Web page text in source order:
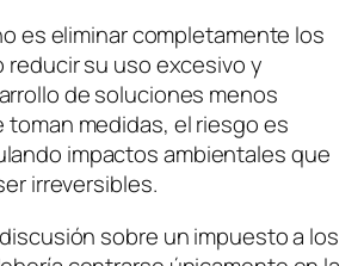
es eliminar completamente los
reducir su uso excesivo y
de soluciones menos
toman medidas, el riesgo es
impactos ambientales que
irreversibles.
sobre un impuesto a los